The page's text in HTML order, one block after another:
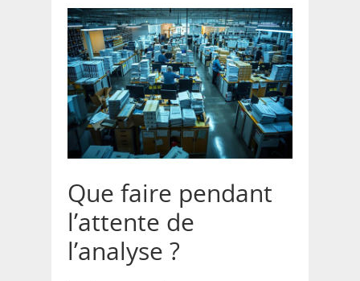
Que faire pendant
l’attente de
l’analyse ?